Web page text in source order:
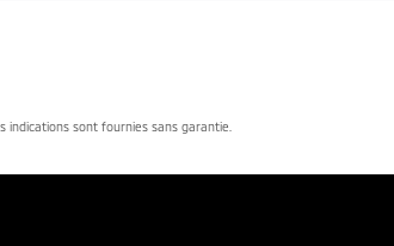
indications sont fournies sans garantie.